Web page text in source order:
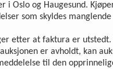
i Oslo og Haugesund.
som skyldes
etter at faktura er
er avholdt, kan
til den